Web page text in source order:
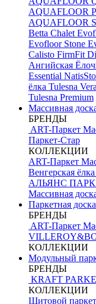
AQUAFLOOR
AQUAFLOOR
Betta Chalet
Evofloor Stone
Calisto FirmFit
Ангийская
Essential
ёлка Tulesna
Tulesna Premium
Массивная
БРЕНДЫ
ART-Паркет
Паркет-Стар
КОЛЛЕКЦИИ
ART-Паркет
Венгерская ёлка
АЛЬЯНС
Массивная
Паркетная доска
БРЕНДЫ
ART-Паркет
КОЛЛЕКЦИИ
Модульный
БРЕНДЫ
KRAFT
КОЛЛЕКЦИИ
Щитовой паркет